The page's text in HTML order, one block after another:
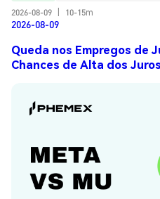
2026-08-09
10-15m
2026-08-09
Queda nos Empregos de
Chances de Alta dos